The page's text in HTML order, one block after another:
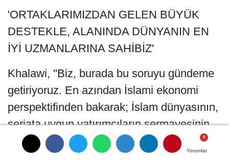
Yorumlar
Yorumlar
'ORTAKLARIMIZDAN GELEN BÜYÜK
DESTEKLE, ALANINDA DÜNYANIN EN
İYİ UZMANLARINA SAHİBİZ'
Khalawi, "Biz, burada bu soruyu gündeme
getiriyoruz. En azından İslami ekonomi
perspektifinden bakarak; İslam dünyasının,
şeriata uygun yatırımcıların sermayesinin
sürdürülebilir bir kalkınma sağlanmasında